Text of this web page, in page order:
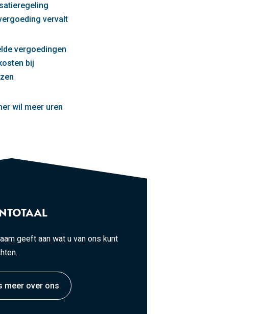
vervalt
vergoedingen
bij
wil meer uren
geeft aan wat u van ons kunt
meer over ons